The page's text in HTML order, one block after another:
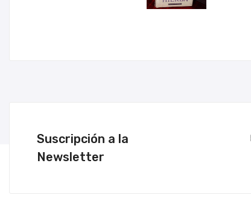
Suscripción a la
Newsletter